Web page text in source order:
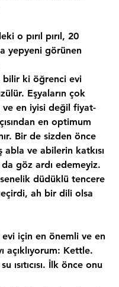
o pırıl pırıl, 20
yepyeni görünen
bilir ki öğrenci evi
Eşyaların çok
ve en iyisi değil fiyat-
en optimum
Bir de sizden önce
ve abilerin katkısı
göz ardı edemeyiz.
düdüklü tencere
ah bir dili olsa
için en önemli ve en
açıklıyorum: Kettle.
ısıtıcısı. İlk önce onu